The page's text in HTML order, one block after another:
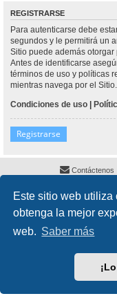
Este sitio web
obtenga la mejor
web. Saber más
REGISTRARSE
Para autenticarse debe
segundos y le permitirá un
Sitio puede además
Antes de identificarse
términos de uso y políticas
mientras navega por el Sitio.
Condiciones de uso |
Registrarse
Contáctenos
Desarrollado porphpBB ® Forum
Director:Dr. Sztarkman-